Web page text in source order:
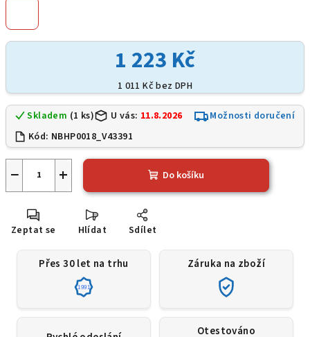
1 223 Kč
1 011 Kč bez DPH
Skladem (1 ks) U vás: 11.8.2026
Možnosti doručení
Kód: NBHP0018_V43391
+
− Do košíku
Zeptat se Hlídat Sdílet
Přes 30 let na trhu
1991
Záruka na zboží
Otestováno